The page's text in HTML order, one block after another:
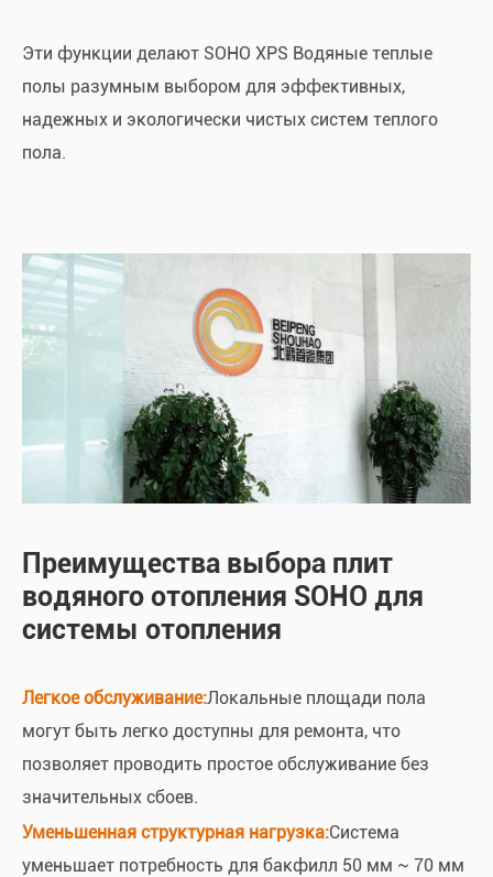
Эти функции делают SOHO XPS Водяные теплые
полы разумным выбором для эффективных,
надежных и экологически чистых систем теплого
пола.
Преимущества выбора плит
водяного отопления SOHO для
системы отопления
Легкое обслуживание:Локальные площади пола
могут быть легко доступны для ремонта, что
позволяет проводить простое обслуживание без
значительных сбоев.
Уменьшенная структурная нагрузка:Система
уменьшает потребность для бакфилл 50 мм ~ 70 мм